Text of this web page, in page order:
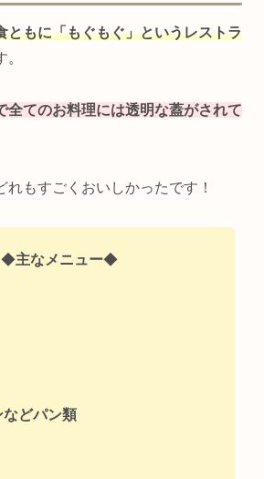
ともに「もぐもぐ」というレストラ
。
全てのお料理には透明な蓋がされて
れもすごくおいしかったです！
◆主なメニュー◆
などパン類